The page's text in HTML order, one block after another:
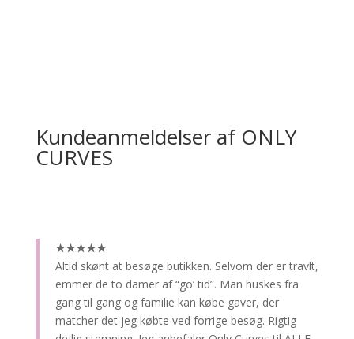
Kundeanmeldelser af ONLY
CURVES
★★★★★
Altid skønt at besøge butikken. Selvom der er travlt,
emmer de to damer af “go’ tid”. Man huskes fra
gang til gang og familie kan købe gaver, der
matcher det jeg købte ved forrige besøg. Rigtig